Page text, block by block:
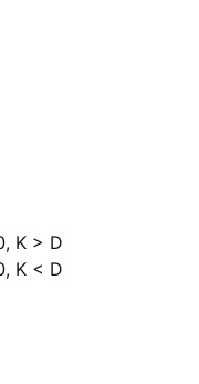
K > D
K < D